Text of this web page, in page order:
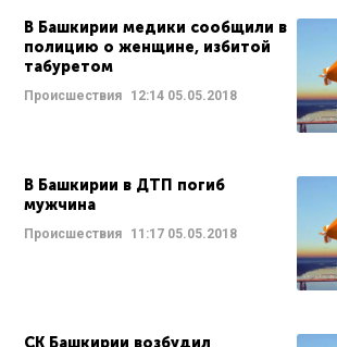
В Башкирии медики сообщили в
полицию о женщине, избитой
табуретом
Происшествия 12:14 05.05.2018
В Башкирии в ДТП погиб
мужчина
Происшествия 11:17 05.05.2018
СК Башкирии возбудил